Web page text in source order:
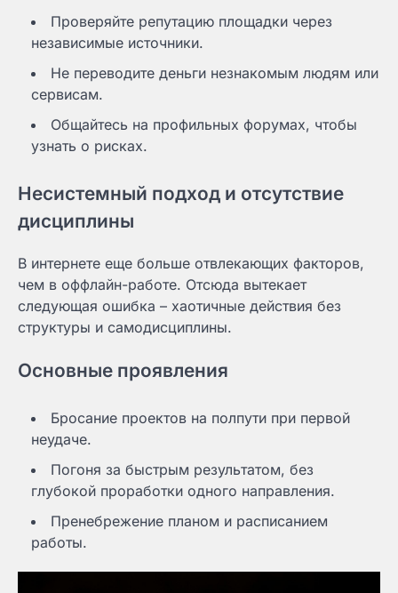
Проверяйте репутацию площадки через
независимые источники.
Не переводите деньги незнакомым людям или
сервисам.
Общайтесь на профильных форумах, чтобы
узнать о рисках.
Несистемный подход и отсутствие
дисциплины
В интернете еще больше отвлекающих факторов,
чем в оффлайн-работе. Отсюда вытекает
следующая ошибка – хаотичные действия без
структуры и самодисциплины.
Основные проявления
Бросание проектов на полпути при первой
неудаче.
Погоня за быстрым результатом, без
глубокой проработки одного направления.
Пренебрежение планом и расписанием
работы.